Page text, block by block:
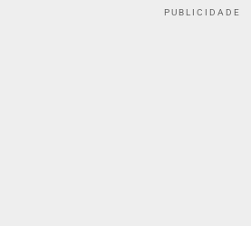
PUBLICIDADE